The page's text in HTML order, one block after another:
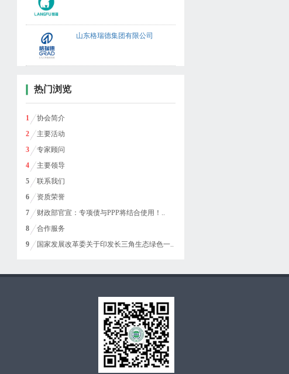
山东格瑞德集团有限公司
热门浏览
1
协会简介
2
主要活动
3
专家顾问
4
主要领导
5
联系我们
6
资质荣誉
7
财政部官宣：专项债与PPP将结合使用！..
8
合作服务
9
国家发展改革委关于印发长三角生态绿色一..